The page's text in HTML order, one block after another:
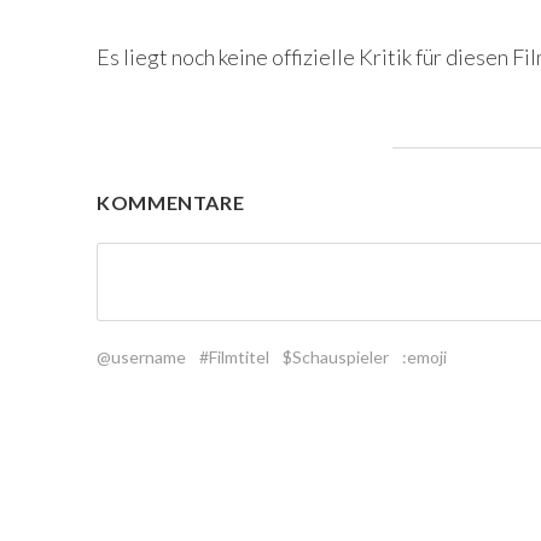
Es liegt noch keine offizielle Kritik für diesen
KOMMENTARE
@username #Filmtitel $Schauspieler :emoji